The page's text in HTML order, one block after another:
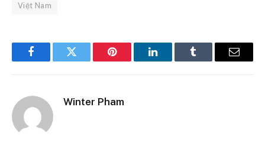
Việt Nam
FacebookTwitter Pinterest LinkedInTumblr Email
Winter Pham